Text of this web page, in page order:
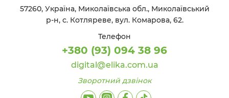
57260, Україна, Миколаївська обл., Миколаївський
р-н, с. Котляреве, вул. Комарова, 62.
Телефон
+380 (93) 094 38 96
digital@elika.com.ua
Зворотний дзвінок